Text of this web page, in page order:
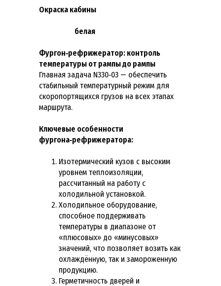
Окраска кабины
белая
Фургон‑рефрижератор: контроль
температуры от рампы до рампы
Главная задача N330‑03 — обеспечить
стабильный температурный режим для
скоропортящихся грузов на всех этапах
маршрута.
Ключевые особенности
фургона‑рефрижератора:
Изотермический кузов с высоким
уровнем теплоизоляции,
рассчитанный на работу с
холодильной установкой.
Холодильное оборудование,
способное поддерживать
температуры в диапазоне от
«плюсовых» до «минусовых»
значений, что позволяет возить как
охлаждённую, так и замороженную
продукцию.
Герметичность дверей и